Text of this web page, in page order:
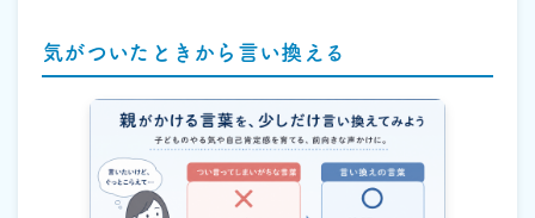
気がついたときから言い換える